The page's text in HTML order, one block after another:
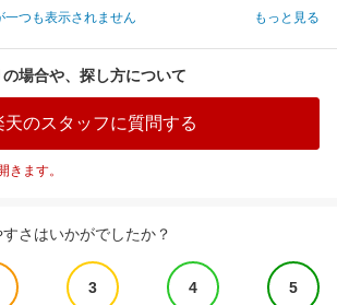
一つも表示されません
もっと見る
場合や、探し方について
天のスタッフに質問する
きます。
さはいかがでしたか？
3 4 5